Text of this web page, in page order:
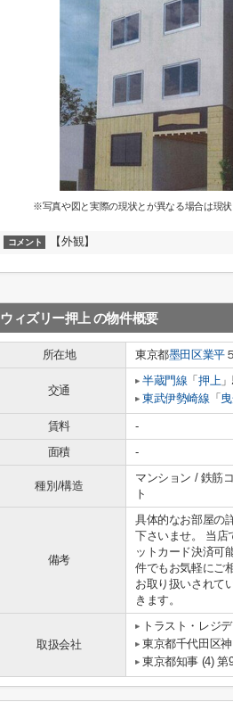
※写真や図と実際の現状とが異なる場合は現
コメント 【外観】
ウィズリー押上 の物件概要
所在地 東京都墨田区業平
交通
半蔵門線 「押上
東武伊勢崎線 「
賃料 -
面積
-
種別/構造
マンション / 鉄筋
ト
備考
具体的なお部屋の
下さいませ。 当店
ットカード決済可
件でもお気軽にご
お取り扱いされて
きます。
取扱会社
トラスト・レジ
東京都千代田区
東京都知事 (4) 第